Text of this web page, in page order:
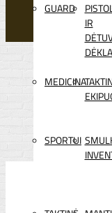
GUARD
IR
MEDICINA
SPORTUI